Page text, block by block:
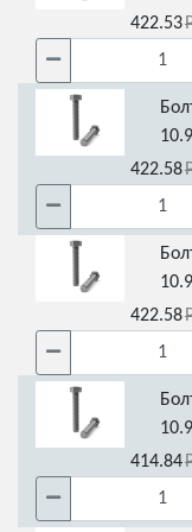
422.53
422.58
422.58
414.84